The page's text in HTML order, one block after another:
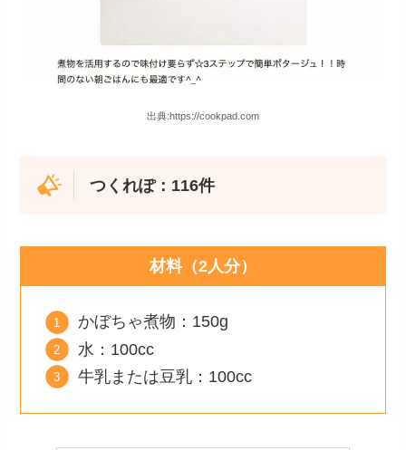
出典:https://cookpad.com
つくれぽ：116件
材料（2人分）
かぼちゃ煮物：150g
水：100cc
牛乳または豆乳：100cc